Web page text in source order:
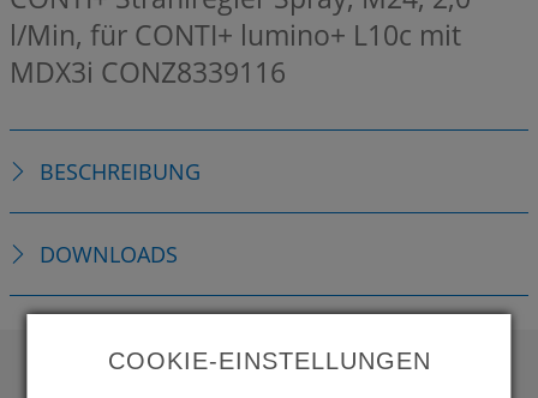
l/Min, für CONTI+ lumino+ L10c mit
MDX3i CONZ8339116
BESCHREIBUNG
DOWNLOADS
COOKIE-EINSTELLUNGEN